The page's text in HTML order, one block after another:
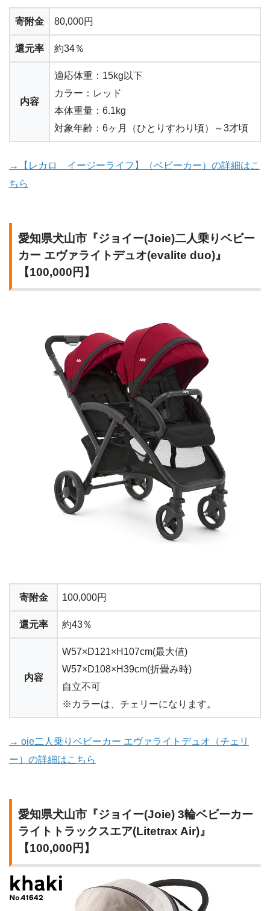
寄附金 80,000円
還元率 約34％
内容
適応体重：15kg以下
カラー：レッド
本体重量：6.1kg
対象年齢：6ヶ月（ひとりすわり頃）～3才頃
→【レカロ イージーライフ】（ベビーカー）の詳細はこ
ちら
愛知県犬山市『ジョイー(Joie)二人乗りベビー
カー エヴァライトデュオ(evalite duo)』
【100,000円】
寄附金 100,000円
還元率 約43％
内容
W57×D121×H107cm(最大値)
W57×D108×H39cm(折畳み時)
自立不可
※カラーは、チェリーになります。
→ oie二人乗りベビーカー エヴァライトデュオ（チェリ
ー）の詳細はこちら
愛知県犬山市『ジョイー(Joie) 3輪ベビーカー
ライトトラックスエア(Litetrax Air)』
【100,000円】